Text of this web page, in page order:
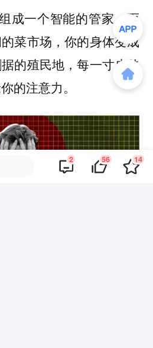
成一个智能的管家，而
菜市场，你的身体变成
的殖民地，每一寸皮肤
的注意力。
2 56 14